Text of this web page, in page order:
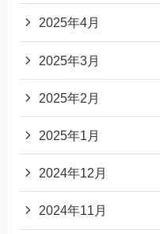
2025年4月
2025年3月
2025年2月
2025年1月
2024年12月
2024年11月